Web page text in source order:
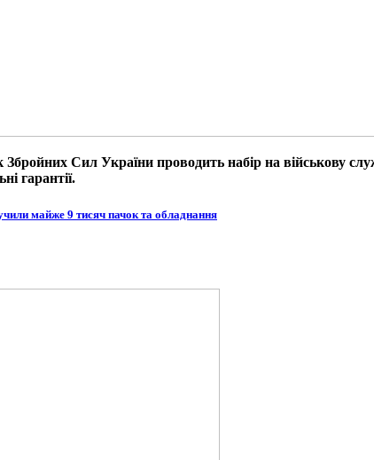
Збройних Сил України проводить набір на військову
гарантії.
майже 9 тисяч пачок та обладнання